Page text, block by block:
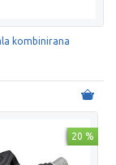
kombinirana
20 %